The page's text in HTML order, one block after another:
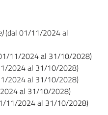
(dal 01/11/2024 al
11/2024 al 31/10/2028)
2024 al 31/10/2028)
2024 al 31/10/2028)
al 31/10/2028)
11/2024 al 31/10/2028)